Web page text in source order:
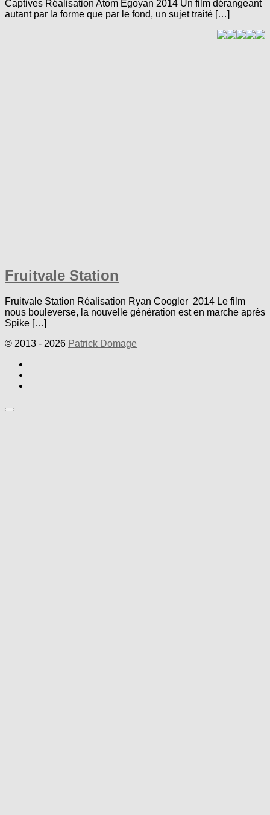
Captives Réalisation Atom Egoyan 2014 Un film dérangeant
autant par la forme que par le fond, un sujet traité […]
Fruitvale Station
Fruitvale Station Réalisation Ryan Coogler 2014 Le film
nous bouleverse, la nouvelle génération est en marche après
Spike […]
© 2013 - 2026 Patrick Domage